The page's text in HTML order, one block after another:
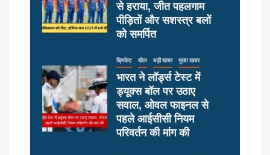
से हराया, जीत पहलगाम
पीड़ितों और सशस्त्र बलों
को समर्पित
क्रिकेट खेल बड़ी खबर मुख्य खबर
भारत ने लॉर्ड्स टेस्ट में
ड्यूक्स बॉल पर उठाए
सवाल, ओवल फाइनल से
पहले आईसीसी नियम
परिवर्तन की मांग की